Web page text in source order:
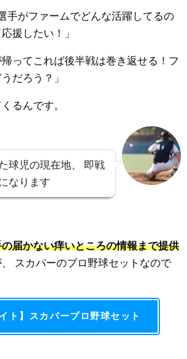
手がファームでどんな活躍してるの
援したい！」
帰ってこれば後半戦は巻き返せる！フ
だろう？」
るんです。
球児の現在地、
即戦
なります
の届かない痒いところの情報まで提供
スカパーのプロ野球セットなので
ト】スカパープロ野球セット